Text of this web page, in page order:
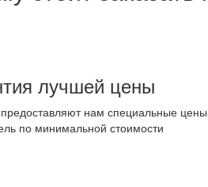
лучшей цены
нам специальные
по минимальной стоимости